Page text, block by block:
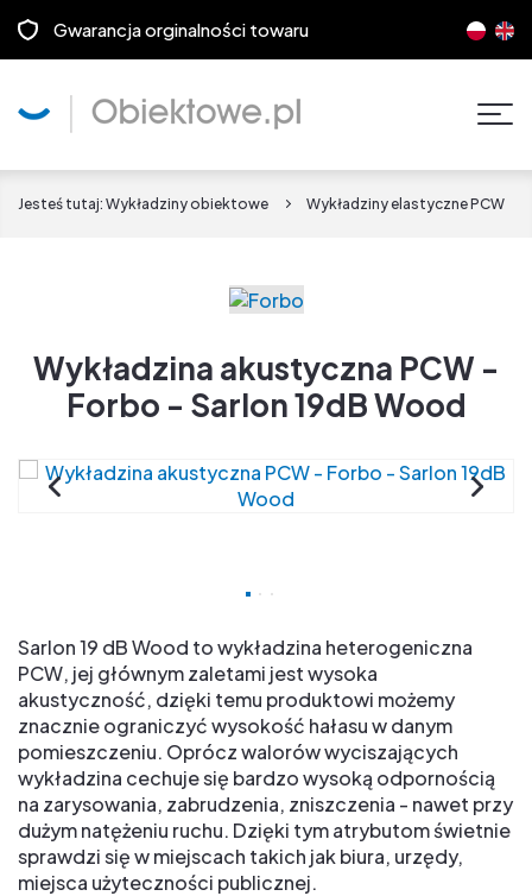
Gwarancja orginalności towaru
Jesteś tutaj: Wykładziny obiektowe Wykładziny elastyczne PCW
Wykładzina akustyczna PCW -
Forbo - Sarlon 19dB Wood
Sarlon 19 dB Wood to wykładzina heterogeniczna
PCW, jej głównym zaletami jest wysoka
akustyczność, dzięki temu produktowi możemy
znacznie ograniczyć wysokość hałasu w danym
pomieszczeniu. Oprócz walorów wyciszających
wykładzina cechuje się bardzo wysoką odpornością
na zarysowania, zabrudzenia, zniszczenia - nawet przy
dużym natężeniu ruchu. Dzięki tym atrybutom świetnie
sprawdzi się w miejscach takich jak biura, urzędy,
miejsca użyteczności publicznej.